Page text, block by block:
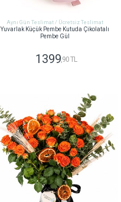
Aynı Gün Teslimat / Ücretsiz Teslimat
Yuvarlak Küçük Pembe Kutuda Çikolatalı
Pembe Gül
1399 ,90 TL